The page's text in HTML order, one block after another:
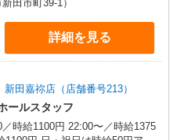
田市町39-1）
詳細を見る
田嘉祢店（店舗番号213）
ールスタッフ
円 22:00〜／時給1375